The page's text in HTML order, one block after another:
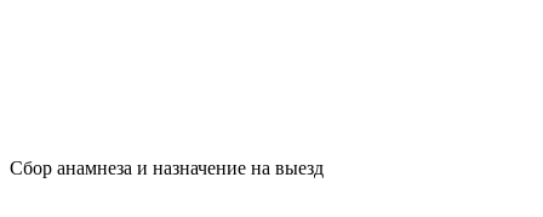
Сбор анамнеза и назначение на выезд